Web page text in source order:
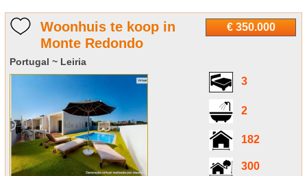
€ 350.000
Woonhuis te koop in
Monte Redondo
Portugal ~ Leiria
3
2
182
300